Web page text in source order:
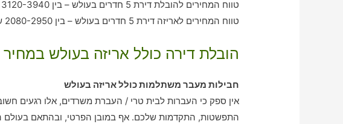
טווח המחירים להובלת דירת 5 חדרים בעולש – בין 3120-3940 ש"ח
טווח המחירים לאריזה דירת 5 חדרים בעולש – בין 2080-2950 ש"ח
הובלת דירה כולל אריזה בעולש במחיר
חבילות מעבר משתלמות כולל אריזה בעולש
אין ספק כי העברות לבית טרי / העברת משרדים, אלו רגעים
התפשטות, התקדמות שלכם. אף במובן הפרטי, ובהתאם